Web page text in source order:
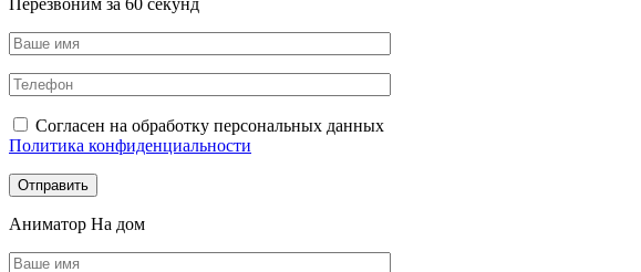
Перезвоним за 60 секунд
Согласен на обработку персональных данных
Политика конфиденциальности
Аниматор На дом